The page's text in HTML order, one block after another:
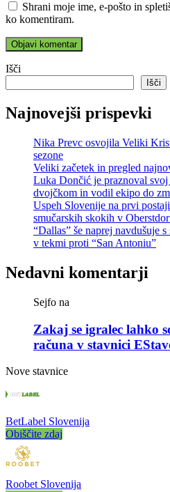
Shrani moje ime, e-pošto in
ko komentiram.
Išči
Išči
Najnovejši prispevki
Nika Prevc osvojila Veliki
sezone
Veliki začetek in pregled
Luka Dončić je praznoval
dvojčkom in vodil ekipo do
Uspeh Slovenije na prvi
smučarskih skokih v
“Dallas” še naprej navdušuje
v tekmi proti “San Antoniu”
Nedavni komentarji
Sejfo na
Zakaj se igralec lahko
računa v stavnici
Nove stavnice
BetLabel Slovenija
Obiščite zdaj
Roobet Slovenija